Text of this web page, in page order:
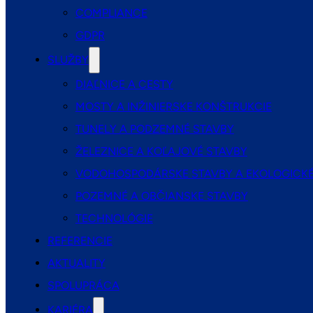
COMPLIANCE
GDPR
SLUŽBY
DIAĽNICE A CESTY
MOSTY A INŽINIERSKE KONŠTRUKCIE
TUNELY A PODZEMNÉ STAVBY
ŽELEZNICE A KOĽAJOVÉ STAVBY
VODOHOSPODÁRSKE STAVBY A
POZEMNÉ A OBČIANSKE STAVBY
TECHNOLÓGIE
REFERENCIE
AKTUALITY
SPOLUPRÁCA
KARIÉRA